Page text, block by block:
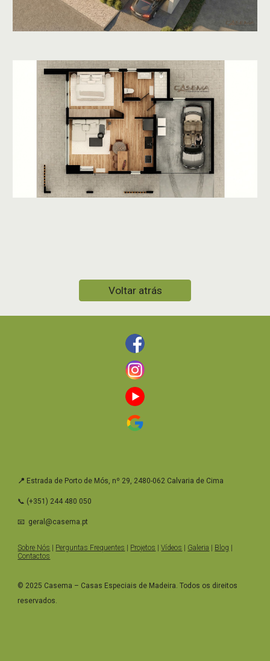
Voltar atrás
📍 Estrada de Porto de Mós, nº 29, 2480-062 Calvaria de Cima
📞 (+351) 244 480 050
📧 geral@casema.pt
Sobre Nós Perguntas Frequentes Projetos |Vídeos Galeria Blog
Contactos
© 2025 Casema – Casas Especiais de Madeira. Todos os direitos
reservados.